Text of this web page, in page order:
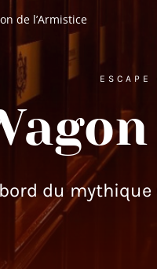
de l’Armistice
ESCAPE
du